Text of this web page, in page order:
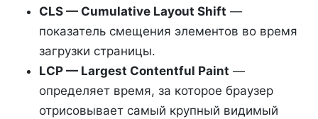
CLS — Cumulative Layout Shift —
показатель смещения элементов во время
загрузки страницы.
LCP — Largest Contentful Paint —
определяет время, за которое браузер
отрисовывает самый крупный видимый